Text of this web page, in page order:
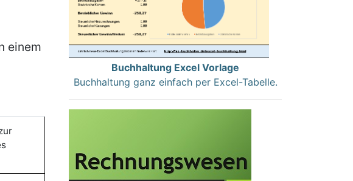
einem
Buchhaltung Excel Vorlage
Buchhaltung ganz einfach per Excel-Tabelle.